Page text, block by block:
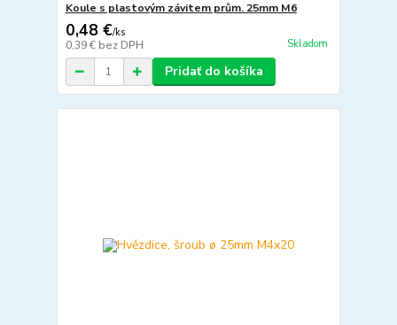
Koule s plastovým závitem prům. 25mm M6
0,48 €/ks
0,39 € bez DPH Skladom
Pridať do košíka